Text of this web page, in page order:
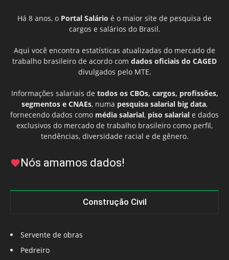
Há 8 anos, o Portal Salário é o maior site de pesquisa de
cargos e salários do Brasil.
Aqui você encontra estatísticas atualizadas do mercado de
trabalho brasileiro de acordo com dados oficiais do CAGED
divulgados pelo MTE.
Informações salariais de todos os CBOs, cargos, profissões,
segmentos e CNAEs, numa pesquisa salarial big data,
fornecendo dados como média salarial, piso salarial e dados
exclusivos do mercado de trabalho brasileiro como perfil,
tendências, diversidade racial e de gênero.
Nós amamos dados!
Construção Civil
Servente de obras
Pedreiro